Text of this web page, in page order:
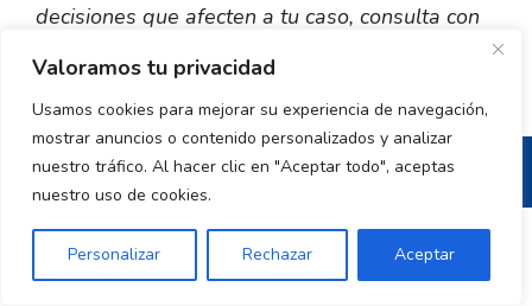
Valoramos tu privacidad
Usamos cookies para mejorar su experiencia de navegación,
mostrar anuncios o contenido personalizados y analizar
nuestro tráfico. Al hacer clic en "Aceptar todo", aceptas
nuestro uso de cookies.
Personalizar Rechazar Aceptar
decisiones que afecten a tu caso, consulta con
© 2026 DestinoUSA.com: Información para vivir y
emigrar a Estados Unidos